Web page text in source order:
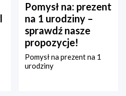
Pomysł na: prezent
na 1 urodziny –
sprawdź nasze
propozycje!
Pomysł na prezent na 1
urodziny